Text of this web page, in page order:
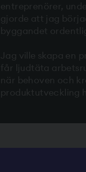
entreprenörer,
gjorde att jag
byggandet
Jag ville skapa en
får ljudtäta
när behoven och
produktutveckling